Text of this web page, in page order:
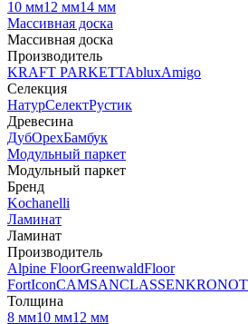
10 мм12 мм14 мм
Массивная доска
Массивная доска
Производитель
KRAFT PARKETTAbluxAmigo
Селекция
НатурСелектРустик
Древесина
ДубОрехБамбук
Модульный паркет
Модульный паркет
Бренд
Kochanelli
Ламинат
Ламинат
Производитель
Alpine FloorGreenwaldFloor
FortIconCAMSANCLASSEN
Толщина
8 мм10 мм12 мм